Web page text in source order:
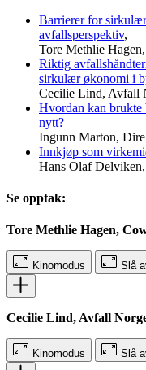
Barrierer for
avfallsperspektiv,
Tore Methlie
Riktig
sirkulær økonomi i
Cecilie Lind, Avfall
Hvordan kan brukte
nytt?
Ingunn Marton,
Innkjøp som
Hans Olaf
Se opptak:
Tore Methlie Hagen,
Kinomodus Slå
Cecilie Lind, Avfall
Kinomodus Slå